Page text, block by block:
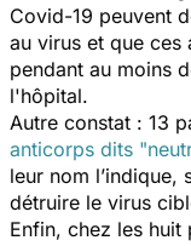
Covid-19 peuvent
au virus et que ces
pendant au moins
l'hôpital.
Autre constat : 13
anticorps dits
leur nom l’indique,
détruire le virus
Enfin, chez les huit